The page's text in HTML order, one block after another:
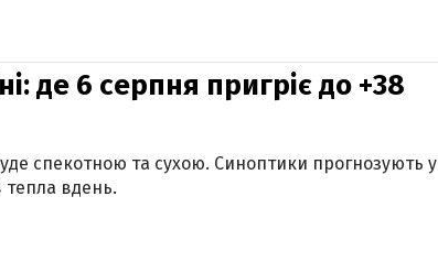
де 6 серпня пригріє до +38
спекотною та сухою. Синоптики прогнозують у
тепла вдень.